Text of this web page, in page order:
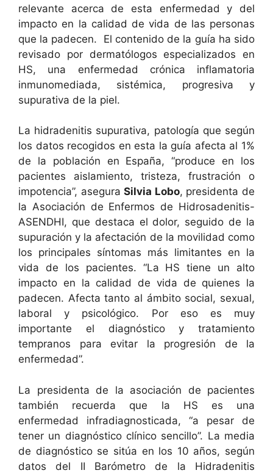
relevante acerca de esta enfermedad y del
impacto en la calidad de vida de las personas
que la padecen. El contenido de la guía ha sido
revisado por dermatólogos especializados en
HS, una enfermedad crónica inflamatoria
inmunomediada, sistémica, progresiva y
supurativa de la piel.
La hidradenitis supurativa, patología que según
los datos recogidos en esta la guía afecta al 1%
de la población en España, “produce en los
pacientes aislamiento, tristeza, frustración o
impotencia”, aseguraSilvia Lobo, presidenta de
la Asociación de Enfermos de Hidrosadenitis-
ASENDHI, que destaca el dolor, seguido de la
supuración y la afectación de la movilidad como
los principales síntomas más limitantes en la
vida de los pacientes. “La HS tiene un alto
impacto en la calidad de vida de quienes la
padecen. Afecta tanto al ámbito social, sexual,
laboral y psicológico. Por eso es muy
importante el diagnóstico y tratamiento
tempranos para evitar la progresión de la
enfermedad”.
La presidenta de la asociación de pacientes
también recuerda que la HS es una
enfermedad infradiagnosticada, “a pesar de
tener un diagnóstico clínico sencillo”. La media
de diagnóstico se sitúa en los 10 años, según
datos del II Barómetro de la Hidradenitis